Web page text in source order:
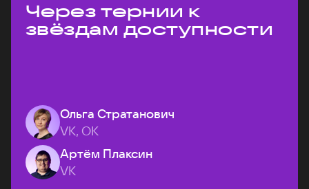
Через тернии к
звёздам доступности
Ольга Стратанович
VK, ОК
Артём Плаксин
VK